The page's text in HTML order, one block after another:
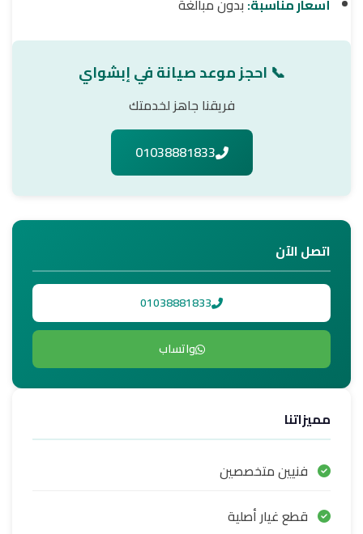
أسعار مناسبة: بدون مبالغة
📞 احجز موعد صيانة في إبشواي
فريقنا جاهز لخدمتك
01038881833
اتصل الآن
01038881833
واتساب
مميزاتنا
فنيين متخصصين
قطع غيار أصلية